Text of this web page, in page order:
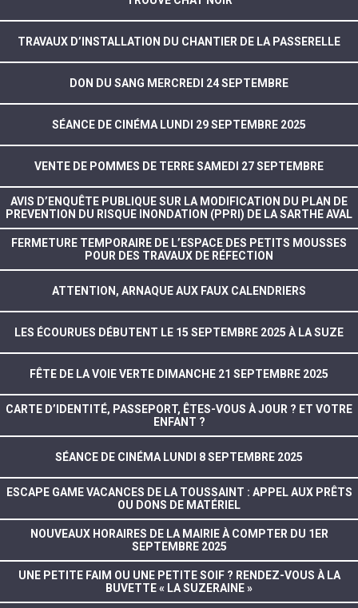
TRAVAUX D’INSTALLATION DU CHANTIER DE LA PASSERELLE
DON DU SANG MERCREDI 24 SEPTEMBRE
SÉANCE DE CINÉMA LUNDI 29 SEPTEMBRE 2025
VENTE DE POMMES DE TERRE SAMEDI 27 SEPTEMBRE
AVIS D’ENQUÊTE PUBLIQUE SUR LA MODIFICATION DU PLAN DE
PREVENTION DU RISQUE INONDATION (PPRI) DE LA SARTHE AVAL
FERMETURE TEMPORAIRE DE L’ESPACE DES PETITS MOUSSES
POUR DES TRAVAUX DE RÉFECTION
ATTENTION, ARNAQUE AUX FAUX CALENDRIERS
LES ÉCOURUES DÉBUTENT LE 15 SEPTEMBRE 2025 À LA SUZE
FÊTE DE LA VOIE VERTE DIMANCHE 21 SEPTEMBRE 2025
CARTE D’IDENTITÉ, PASSEPORT, ÊTES-VOUS À JOUR ? ET VOTRE
ENFANT ?
SÉANCE DE CINÉMA LUNDI 8 SEPTEMBRE 2025
ESCAPE GAME VACANCES DE LA TOUSSAINT : APPEL AUX PRÊTS
OU DONS DE MATÉRIEL
NOUVEAUX HORAIRES DE LA MAIRIE À COMPTER DU 1ER
SEPTEMBRE 2025
UNE PETITE FAIM OU UNE PETITE SOIF ? RENDEZ-VOUS À LA
BUVETTE « LA SUZERAINE »